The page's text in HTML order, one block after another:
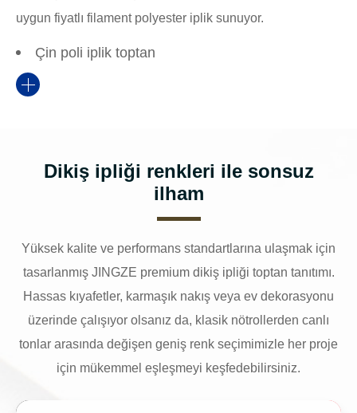
uygun fiyatlı filament polyester iplik sunuyor.
Çin poli iplik toptan
Dikiş ipliği renkleri ile sonsuz
ilham
Yüksek kalite ve performans standartlarına ulaşmak için
tasarlanmış JINGZE premium dikiş ipliği toptan tanıtımı.
Hassas kıyafetler, karmaşık nakış veya ev dekorasyonu
üzerinde çalışıyor olsanız da, klasik nötrollerden canlı
tonlar arasında değişen geniş renk seçimimizle her proje
için mükemmel eşleşmeyi keşfedebilirsiniz.